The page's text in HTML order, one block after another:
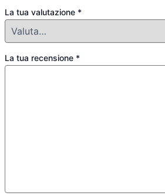
La tua valutazione *
La tua recensione *